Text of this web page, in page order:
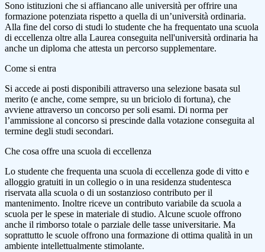
Sono istituzioni che si affiancano alle università per offrire una
formazione potenziata rispetto a quella di un’università ordinaria.
Alla fine del corso di studi lo studente che ha frequentato una scuola
di eccellenza oltre alla Laurea conseguita nell'università ordinaria ha
anche un diploma che attesta un percorso supplementare.
Come si entra
Si accede ai posti disponibili attraverso una selezione basata sul
merito (e anche, come sempre, su un briciolo di fortuna), che
avviene attraverso un concorso per soli esami. Di norma per
l’ammissione al concorso si prescinde dalla votazione conseguita al
termine degli studi secondari.
Che cosa offre una scuola di eccellenza
Lo studente che frequenta una scuola di eccellenza gode di vitto e
alloggio gratuiti in un collegio o in una residenza studentesca
riservata alla scuola o di un sostanzioso contributo per il
mantenimento. Inoltre riceve un contributo variabile da scuola a
scuola per le spese in materiale di studio. Alcune scuole offrono
anche il rimborso totale o parziale delle tasse universitarie. Ma
soprattutto le scuole offrono una formazione di ottima qualità in un
ambiente intellettualmente stimolante.